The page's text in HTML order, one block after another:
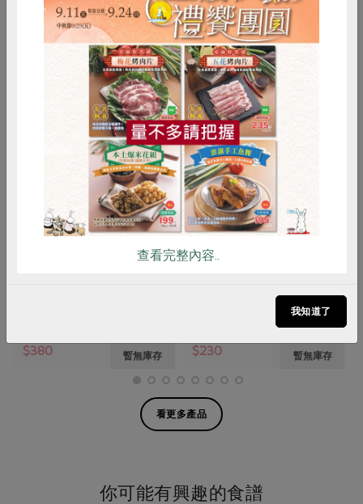
你可能有興趣的產品
郡碩農創有限公司
$380 暫無庫存
郡碩農創有限公司
柴焙帶殼龍眼乾(粉殼)(L)(郡碩
$230 暫無庫存
看更多產品
你可能有興趣的食譜
RPET 食譜 減硝酸鹽
雞蛋 食安 共同購買
查看完整內容..
我知道了